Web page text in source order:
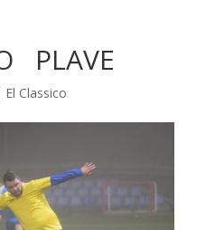
PLAVE
El Classico